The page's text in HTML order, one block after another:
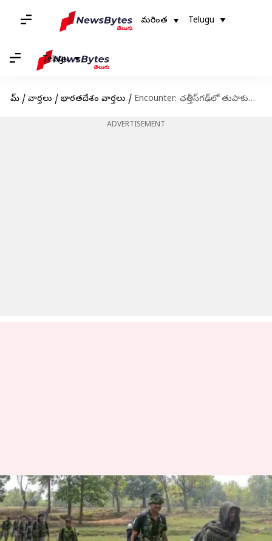
మరింత Telugu
Telugu
హోమ్ / వార్తలు / భారతదేశం వార్తలు / Encounter: ఛత్తీస్‌గఢ్‌లో తుపాకుల మోత.. ఎన్‌కౌంటర్‌లో 28 మావోయిస్టుల మృతి
ADVERTISEMENT
Encounter: ఛత్తీస్‌గఢ్‌లో తుపాకుల
మోత.. ఎన్‌కౌంటర్‌లో 28
మావోయిస్టుల మృతి